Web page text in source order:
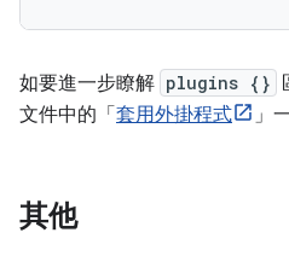
如要進一步瞭解 plugins {}
文件中的「 套用外掛程式 」
其他